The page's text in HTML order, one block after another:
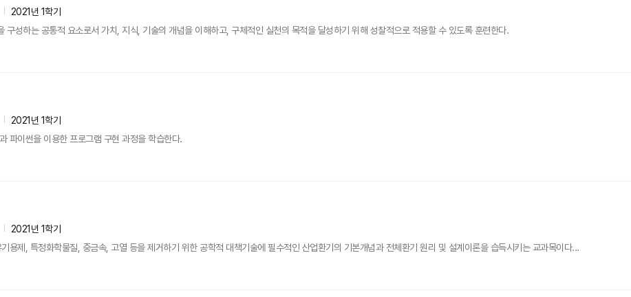
2021년 1학기
구성하는 공통적 요소로서 가치, 지식, 기술의 개념을 이해하고, 구체적인 실천의 목적을 달성하기 위해 성찰적으로 적용할 수 있도록 훈련한다.
2021년 1학기
파이썬을 이용한 프로그램 구현 과정을 학습한다.
2021년 1학기
용제, 특정화학물질, 중금속, 고열 등을 제거하기 위한 공학적 대책기술에 필수적인 산업환기의 기본개념과 전체환기 원리 및 설계이론을 습득시키는 교과목이다...